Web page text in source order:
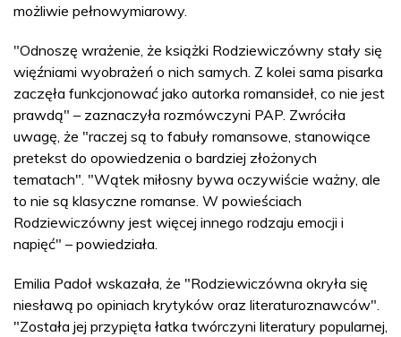
możliwie pełnowymiarowy.
"Odnoszę wrażenie, że książki Rodziewiczówny stały się
więźniami wyobrażeń o nich samych. Z kolei sama pisarka
zaczęła funkcjonować jako autorka romansideł, co nie jest
prawdą" – zaznaczyła rozmówczyni PAP. Zwróciła
uwagę, że "raczej są to fabuły romansowe, stanowiące
pretekst do opowiedzenia o bardziej złożonych
tematach". "Wątek miłosny bywa oczywiście ważny, ale
to nie są klasyczne romanse. W powieściach
Rodziewiczówny jest więcej innego rodzaju emocji i
napięć" – powiedziała.
Emilia Padoł wskazała, że "Rodziewiczówna okryła się
niesławą po opiniach krytyków oraz literaturoznawców".
"Została jej przypięta łatka twórczyni literatury popularnej,